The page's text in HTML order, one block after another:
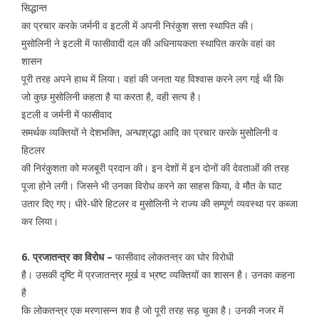
सिद्धान्त
का प्रचार करके जर्मनी व इटली में अपनी निरंकुश सत्ता स्थापित की।
मुसोलिनी ने इटली में फासीवादी दल की अधिनायकता स्थापित करके वहां का
शासन
पूरी तरह अपने हाथ में लिया। वहां की जनता यह विश्वास करने लग गई थी कि
जो कुछ मुसोलिनी कहता है या करता है, वही सत्य है।
इटली व जर्मनी में फासीवाद
समर्थक व्यक्तियों ने देशभक्ति, अन्धश्रद्धा आदि का प्रचार करके मुसोलिनी व
हिटलर
की निरंकुशता को मजबूरी प्रदान की। इन देशों में इन दोनों की देवताओं की तरह
पूजा होने लगी। जिसने भी उनका विरोध करने का साहस किया, वे मौत के घाट
उतार दिए गए। धीरे-धीरे हिटलर व मुसोलिनी ने राज्य की सम्पूर्ण व्यवस्था पर कब्जा
कर लिया।
6. प्रजातन्त्र का विरोध – फासीवाद लोकतन्त्र का घोर विरोधी
है। उसकी दृष्टि में प्रजातन्त्र मूर्ख व भ्रष्ट व्यक्तियों का शासन है। उनका कहना
है
कि लोकतन्त्र एक मरणासन्न शव है जो पूरी तरह सड़ चुका है। उनकी नजर में